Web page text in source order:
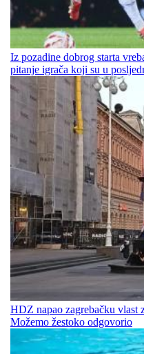
Iz pozadine dobrog starta
pitanje igrača koji su u
HDZ napao zagrebačku vlast
Možemo žestoko odgovorio